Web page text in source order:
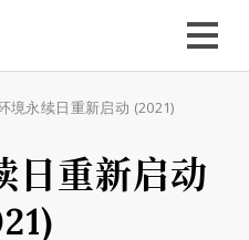
境永续日重新启动 (2021)
日重新启动